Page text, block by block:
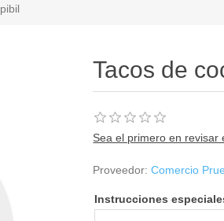
Tacos de
Sea el primero en revisar
Proveedor: Comercio
Instrucciones